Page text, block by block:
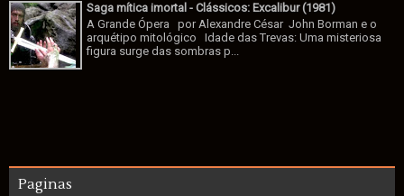
Saga mítica imortal - Clássicos: Excalibur (1981)
A Grande Ópera por Alexandre César John Borman e o
arquétipo mitológico Idade das Trevas: Uma misteriosa
figura surge das sombras p...
Paginas